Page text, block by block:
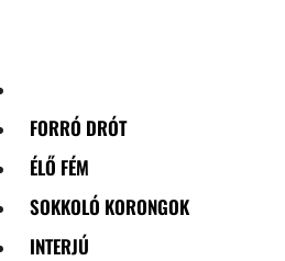
FORRÓ DRÓT
ÉLŐ FÉM
SOKKOLÓ KORONGOK
INTERJÚ